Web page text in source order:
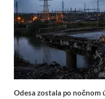
Odesa zostala po nočnom